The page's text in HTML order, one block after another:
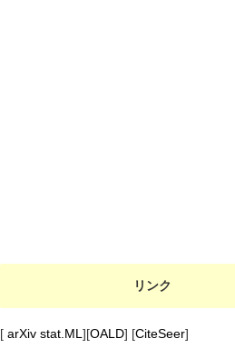
リンク
[ arXiv stat.ML ][OALD] [CiteSeer]